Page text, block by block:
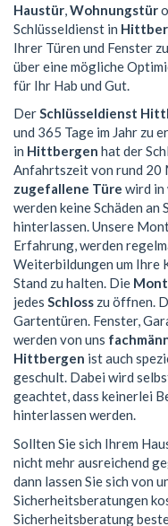
Haustür,Wohnungstür
Schlüsseldienst in
Ihrer Türen und Fenster
über eine mögliche
für Ihr Hab und Gut.
DerSchlüsseldienst
und 365 Tage im Jahr zu
in Hittbergen hat der
Anfahrtszeit von rund 20
zugefallene Türe wird in
werden keine Schäden an
hinterlassen. Unsere
Erfahrung, werden
Weiterbildungen um Ihre
Stand zu halten. Die
jedes Schloss zu öffnen.
Gartentüren. Fenster,
werden von uns
Hittbergen ist auch
geschult. Dabei wird
geachtet, dass keinerlei
hinterlassen werden.
Sollten Sie sich Ihrem
nicht mehr ausreichend
dann lassen Sie sich von
Sicherheitsberatungen
Sicherheitsberatung